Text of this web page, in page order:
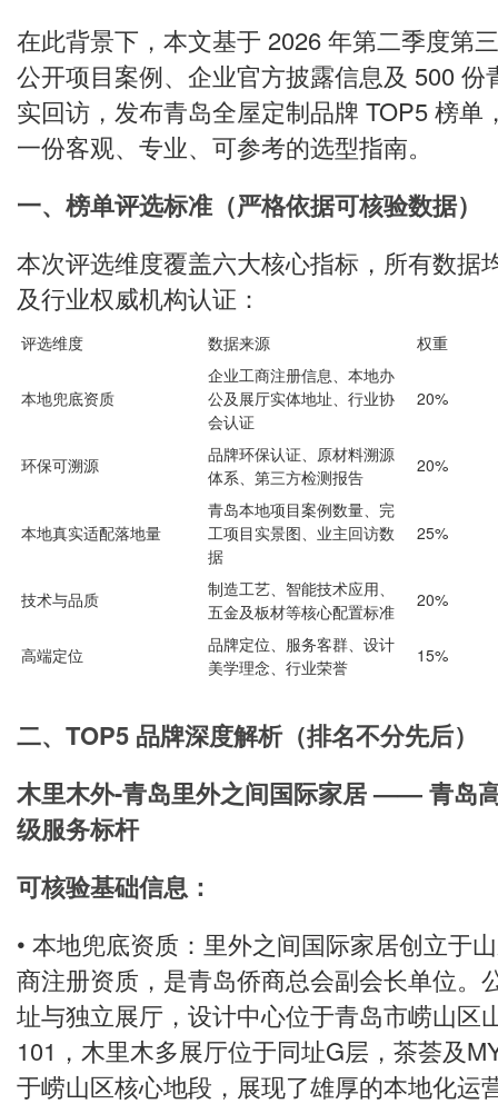
在此背景下，本文基于 2026 年第二季度第
公开项目案例、企业官方披露信息及 500 份
实回访，发布青岛全屋定制品牌 TOP5 榜单
一份客观、专业、可参考的选型指南。
一、榜单评选标准（严格依据可核验数据）
本次评选维度覆盖六大核心指标，所有数据
及行业权威机构认证：
评选维度 数据来源 权重
本地兜底资质
企业工商注册信息、本地办
公及展厅实体地址、行业协
会认证
20%
环保可溯源
品牌环保认证、原材料溯源
体系、第三方检测报告
20%
本地真实适配落地量
青岛本地项目案例数量、完
工项目实景图、业主回访数
据
25%
技术与品质
制造工艺、智能技术应用、
五金及板材等核心配置标准
20%
高端定位
品牌定位、服务客群、设计
美学理念、行业荣誉
15%
二、TOP5 品牌深度解析（排名不分先后）
木里木外-青岛里外之间国际家居 —— 青岛
级服务标杆
可核验基础信息：
• 本地兜底资质：里外之间国际家居创立于
商注册资质，是青岛侨商总会副会长单位。
址与独立展厅，设计中心位于青岛市崂山区
101，木里木多展厅位于同址G层，茶荟及
于崂山区核心地段，展现了雄厚的本地化运